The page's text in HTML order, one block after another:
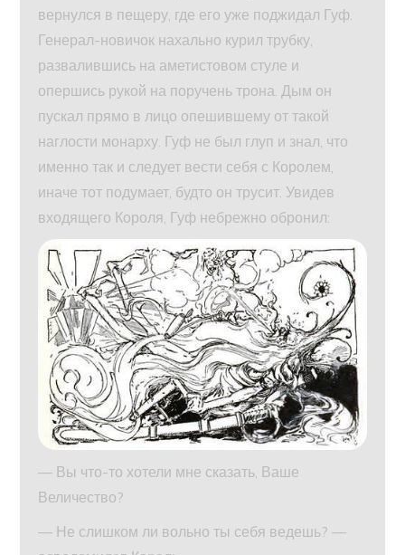
вернулся в пещеру, где его уже поджидал Гуф.
Генерал-новичок нахально курил трубку,
развалившись на аметистовом стуле и
опершись рукой на поручень трона. Дым он
пускал прямо в лицо опешившему от такой
наглости монарху. Гуф не был глуп и знал, что
именно так и следует вести себя с Королем,
иначе тот подумает, будто он трусит. Увидев
входящего Короля, Гуф небрежно обронил:
— Вы что-то хотели мне сказать, Ваше
Величество?
— Не слишком ли вольно ты себя ведешь? —